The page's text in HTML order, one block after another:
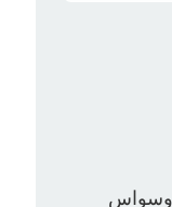
وسواس